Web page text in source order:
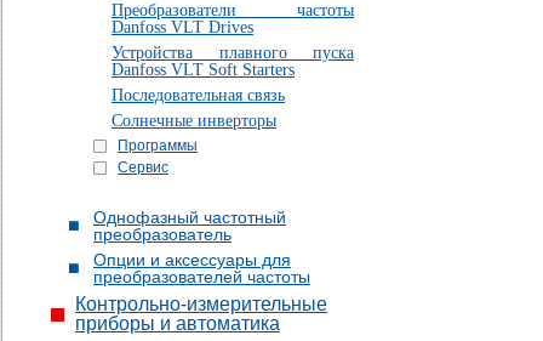
Преобразователи частоты
Danfoss VLT Drives
Устройства плавного пуска
Danfoss VLT Soft Starters
Последовательная связь
Солнечные инверторы
Программы
Сервис
Однофазный частотный
преобразователь
Опции и аксессуары для
преобразователей частоты
Контрольно-измерительные
приборы и автоматика